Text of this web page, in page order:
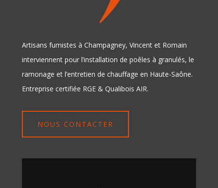
Artisans fumistes à Champagney, Vincent et Romain
interviennent pour l’installation de poêles à granulés, le
ramonage et l’entretien de chauffage en Haute-Saône.
Entreprise certifiée RGE & Qualibois AIR.
NOUS CONTACTER